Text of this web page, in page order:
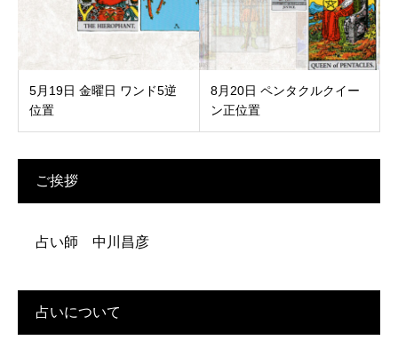
5月19日 金曜日 ワンド5逆
位置
8月20日 ペンタクルクイー
ン正位置
ご挨拶
占い師 中川昌彦
占いについて